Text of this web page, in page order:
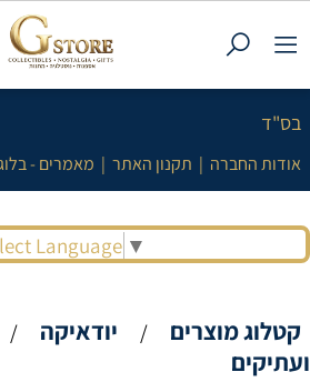
בס"ד
אודות החברה | תקנון האתר | מאמרים -
Language ▼
קטלוג מוצרים / יודאיקה /
ועתיקים